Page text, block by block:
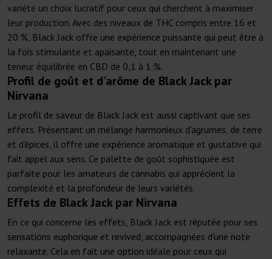
variété un choix lucratif pour ceux qui cherchent à maximiser
leur production. Avec des niveaux de THC compris entre 16 et
20 %, Black Jack offre une expérience puissante qui peut être à
la fois stimulante et apaisante, tout en maintenant une
teneur équilibrée en CBD de 0,1 à 1 %.
Profil de goût et d'arôme de Black Jack par
Nirvana
Le profil de saveur de Black Jack est aussi captivant que ses
effets. Présentant un mélange harmonieux d'agrumes, de terre
et d'épices, il offre une expérience aromatique et gustative qui
fait appel aux sens. Ce palette de goût sophistiquée est
parfaite pour les amateurs de cannabis qui apprécient la
complexité et la profondeur de leurs variétés.
Effets de Black Jack par Nirvana
En ce qui concerne les effets, Black Jack est réputée pour ses
sensations euphorique et revived, accompagnées d'une note
relaxante. Cela en fait une option idéale pour ceux qui